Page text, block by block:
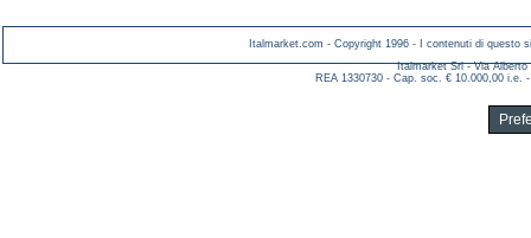
Italmarket.com - Copyright 1996 - I contenuti di questo
Italmarket Srl - Via Alberto
REA 1330730 - Cap. soc. € 10.000,00 i.e.